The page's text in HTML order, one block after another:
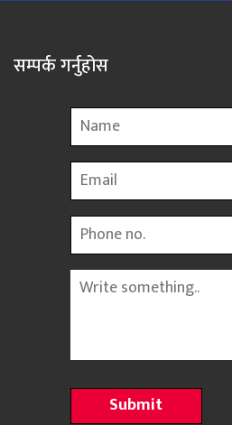
सम्पर्क गर्नुहोस
Name
Email
Phone
Message